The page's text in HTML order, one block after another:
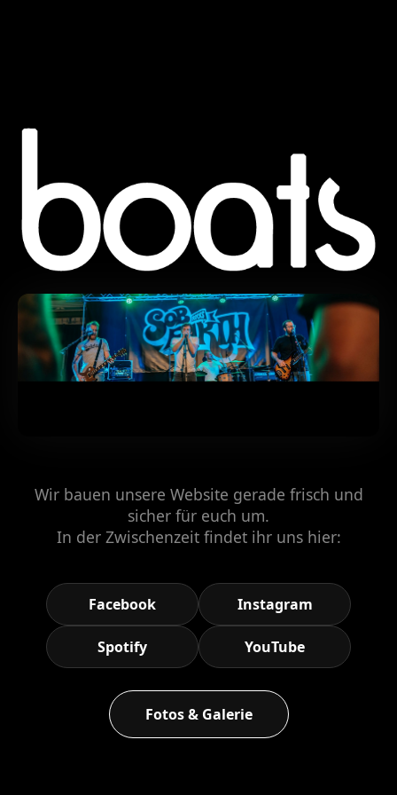
Wir bauen unsere Website gerade frisch und
sicher für euch um.
In der Zwischenzeit findet ihr uns hier:
Facebook Instagram
Spotify YouTube
Fotos & Galerie